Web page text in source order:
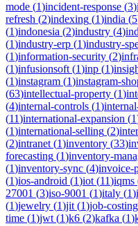
mode (1)incident-response (3)
refresh (2)indexing (1)india (5
(1)indonesia (2)industry (4)
(1)industry-erp (1)industry-
(1)information-security (2)
(1)infusionsoft (1)inp (1)
(1)instagram (1)instagram-
(63)intellectual-property (1)
(4)internal-controls (1)
(11)international-expansion (1
(1)international-selling (2)
(2)intranet (1)inventory (33)
forecasting (1)inventory-
(1)inventory-sync (4)invoice-
(1)ios-android (1)iot (11)iqms
27001 (3)iso-9001 (1)italy (1)
(1)jewelry (1)jit (1)job-costing
time (1)jwt (1)k6 (2)kafka (1)